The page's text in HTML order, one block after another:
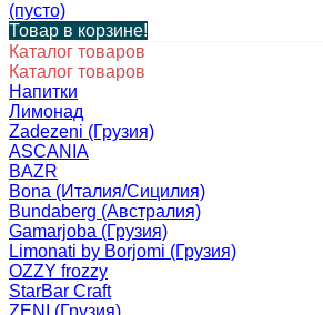
(пусто)
Товар в корзине!
Каталог товаров
Каталог товаров
Напитки
Лимонад
Zadezeni (Грузия)
ASCANIA
BAZR
Bona (Италия/Сицилия)
Bundaberg (Австралия)
Gamarjoba (Грузия)
Limonati by Borjomi (Грузия)
OZZY frozzy
StarBar Craft
ZENI (Грузия)